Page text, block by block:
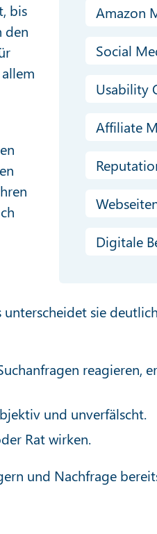
Amazon
Social
Usability
Affiliate
Digitale
bis
den
sie
reagieren,
und unverfälscht.
Rat wirken.
und Nachfrage